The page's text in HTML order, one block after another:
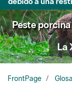
Peste
La
FrontPage